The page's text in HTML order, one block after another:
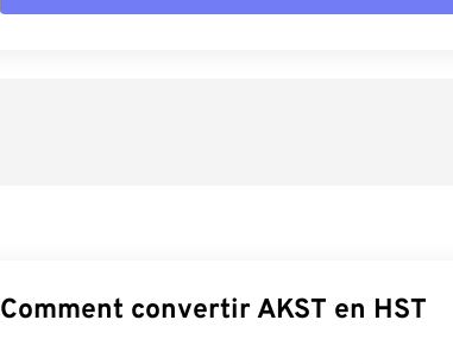
Comment convertir AKST en HST